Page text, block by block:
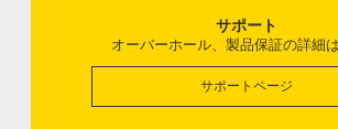
サポート
オーバーホール、製品保証の詳細
サポートページ